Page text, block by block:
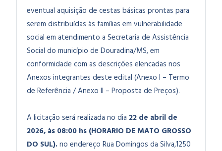
eventual aquisição de cestas básicas prontas para
serem distribuídas às famílias em vulnerabilidade
social em atendimento a Secretaria de Assistência
Social do município de Douradina/MS, em
conformidade com as descrições elencadas nos
Anexos integrantes deste edital (Anexo I – Termo
de Referência / Anexo II – Proposta de Preços).
A licitação será realizada no dia 22 de abril de
2026, às 08:00 hs (HORARIO DE MATO GROSSO
DO SUL).no endereço Rua Domingos da Silva,1250